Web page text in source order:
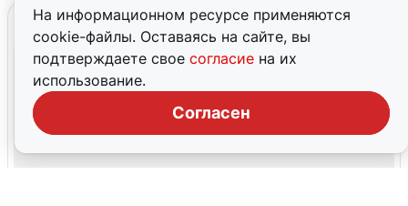
На информационном ресурсе применяются
cookie-файлы. Оставаясь на сайте, вы
подтверждаете свое согласие на их
использование.
Согласен